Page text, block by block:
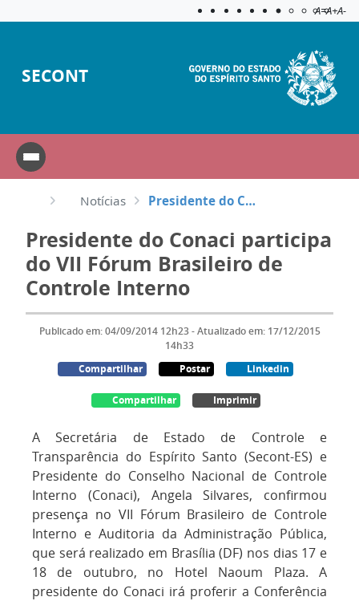
Aplicar
A=A+A-
SECONT
Notícias Presidente do Conaci participa do VII Fórum Brasileiro de Controle Interno
Presidente do Conaci participa
do VII Fórum Brasileiro de
Controle Interno
Publicado em: 04/09/2014 12h23 - Atualizado em: 17/12/2015
14h33
Compartilhar
Postar Linkedin
Compartilhar Imprimir
A Secretária de Estado de Controle e
Transparência do Espírito Santo (Secont-ES) e
Presidente do Conselho Nacional de Controle
Interno (Conaci), Angela Silvares, confirmou
presença no VII Fórum Brasileiro de Controle
Interno e Auditoria da Administração Pública,
que será realizado em Brasília (DF) nos dias 17 e
18 de outubro, no Hotel Naoum Plaza. A
presidente do Conaci irá proferir a Conferência